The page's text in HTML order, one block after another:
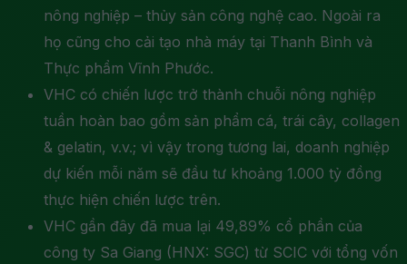
nông nghiệp – thủy sản công nghệ cao. Ngoài ra
họ cũng cho cải tạo nhà máy tại Thanh Bình và
Thực phẩm Vĩnh Phước.
VHC có chiến lược trở thành chuỗi nông nghiệp
tuần hoàn bao gồm sản phẩm cá, trái cây, collagen
& gelatin, v.v.; vì vậy trong tương lai, doanh nghiệp
dự kiến mỗi năm sẽ đầu tư khoảng 1.000 tỷ đồng
thực hiện chiến lược trên.
VHC gần đây đã mua lại 49,89% cổ phần của
công ty Sa Giang (HNX: SGC) từ SCIC với tổng vốn